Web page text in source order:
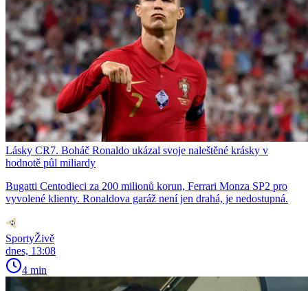
Lásky CR7. Boháč Ronaldo ukázal svoje naleštěné krásky v
hodnotě půl miliardy
Bugatti Centodieci za 200 milionů korun, Ferrari Monza SP2 pro
vyvolené klienty. Ronaldova garáž není jen drahá, je nedostupná.
SportyŽivě
dnes, 13:08
4 min